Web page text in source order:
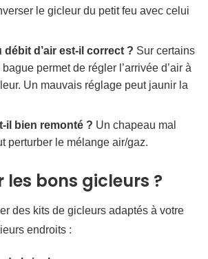
le gicleur du petit feu avec celui
débit d’air est-il correct ? Sur certains
permet de régler l’arrivée d’air à
Un mauvais réglage peut jaunir la
il bien remonté ? Un chapeau mal
perturber le mélange air/gaz.
les bons gicleurs ?
des kits de gicleurs adaptés à votre
endroits :